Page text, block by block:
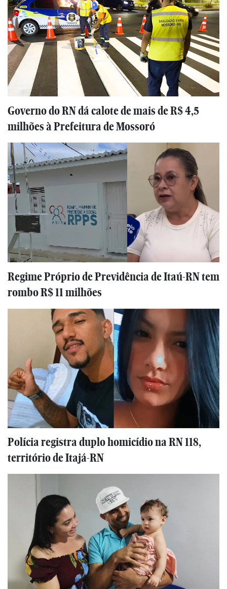
Governo do RN dá calote de mais de R$ 4,5
milhões à Prefeitura de Mossoró
Regime Próprio de Previdência de Itaú-RN tem
rombo R$ 11 milhões
Polícia registra duplo homicídio na RN 118,
território de Itajá-RN